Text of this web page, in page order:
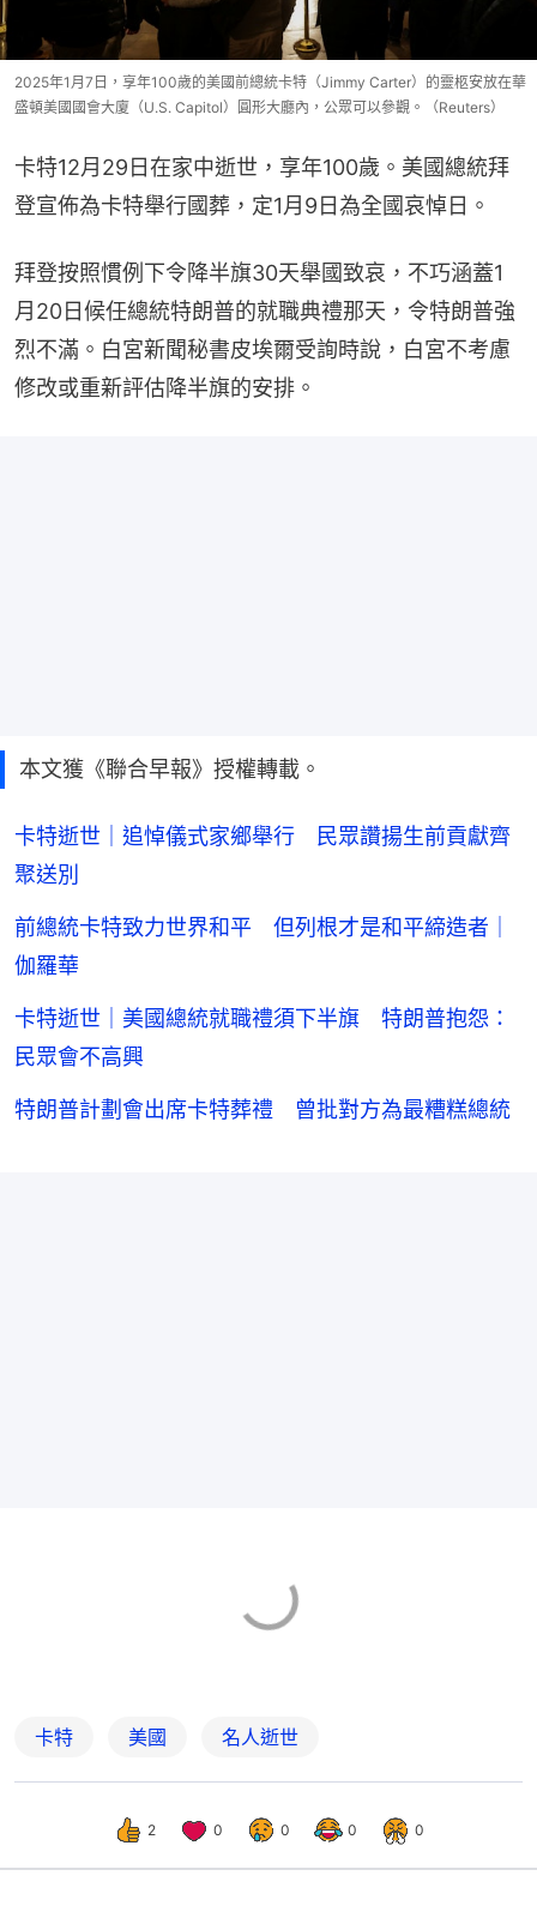
2025年1月7日，享年100歲的美國前總統卡特（Jimmy Carter）的靈柩安放在華
盛頓美國國會大廈（U.S. Capitol）圓形大廳內，公眾可以參觀。（Reuters）
卡特12月29日在家中逝世，享年100歲。美國總統拜
登宣佈為卡特舉行國葬，定1月9日為全國哀悼日。
拜登按照慣例下令降半旗30天舉國致哀，不巧涵蓋1
月20日候任總統特朗普的就職典禮那天，令特朗普強
烈不滿。白宮新聞秘書皮埃爾受詢時說，白宮不考慮
修改或重新評估降半旗的安排。
本文獲《聯合早報》授權轉載。
卡特逝世｜追悼儀式家鄉舉行 民眾讚揚生前貢獻齊
聚送別
前總統卡特致力世界和平 但列根才是和平締造者｜
伽羅華
卡特逝世｜美國總統就職禮須下半旗 特朗普抱怨：
民眾會不高興
特朗普計劃會出席卡特葬禮 曾批對方為最糟糕總統
卡特 美國 名人逝世
2 0 0 0 0